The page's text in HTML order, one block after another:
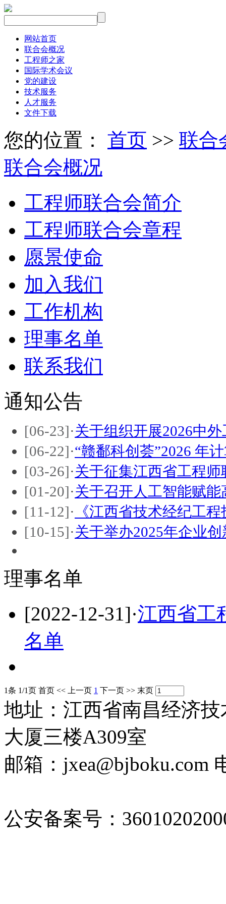
网站首页
联合会概况
工程师之家
国际学术会议
党的建设
技术服务
人才服务
文件下载
您的位置： 首页 >> 联合
联合会概况
工程师联合会简介
工程师联合会章程
愿景使命
加入我们
工作机构
理事名单
联系我们
通知公告
[06-23]·关于组织开展2026中
[06-22]·“赣鄱科创荟”2026 年
[03-26]·关于征集江西省工程师
[01-20]·关于召开人工智能赋能
[11-12]· 《江西省技术经纪工
[10-15]·关于举办2025年企业
理事名单
[2022-12-31]·江西省工
名单
1条 1/1页 首页 << 上一页 1 下一页 >> 末页
地址：江西省南昌经济
大厦三楼A309室
邮箱：jxea@bjboku.com
公安备案号：